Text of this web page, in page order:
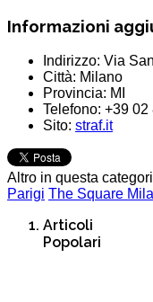
Informazioni
Indirizzo: Via
Città: Milano
Provincia: MI
Telefono: +39 02
Sito: straf.it
Altro in questa
Parigi The Square
Articoli
Popolari